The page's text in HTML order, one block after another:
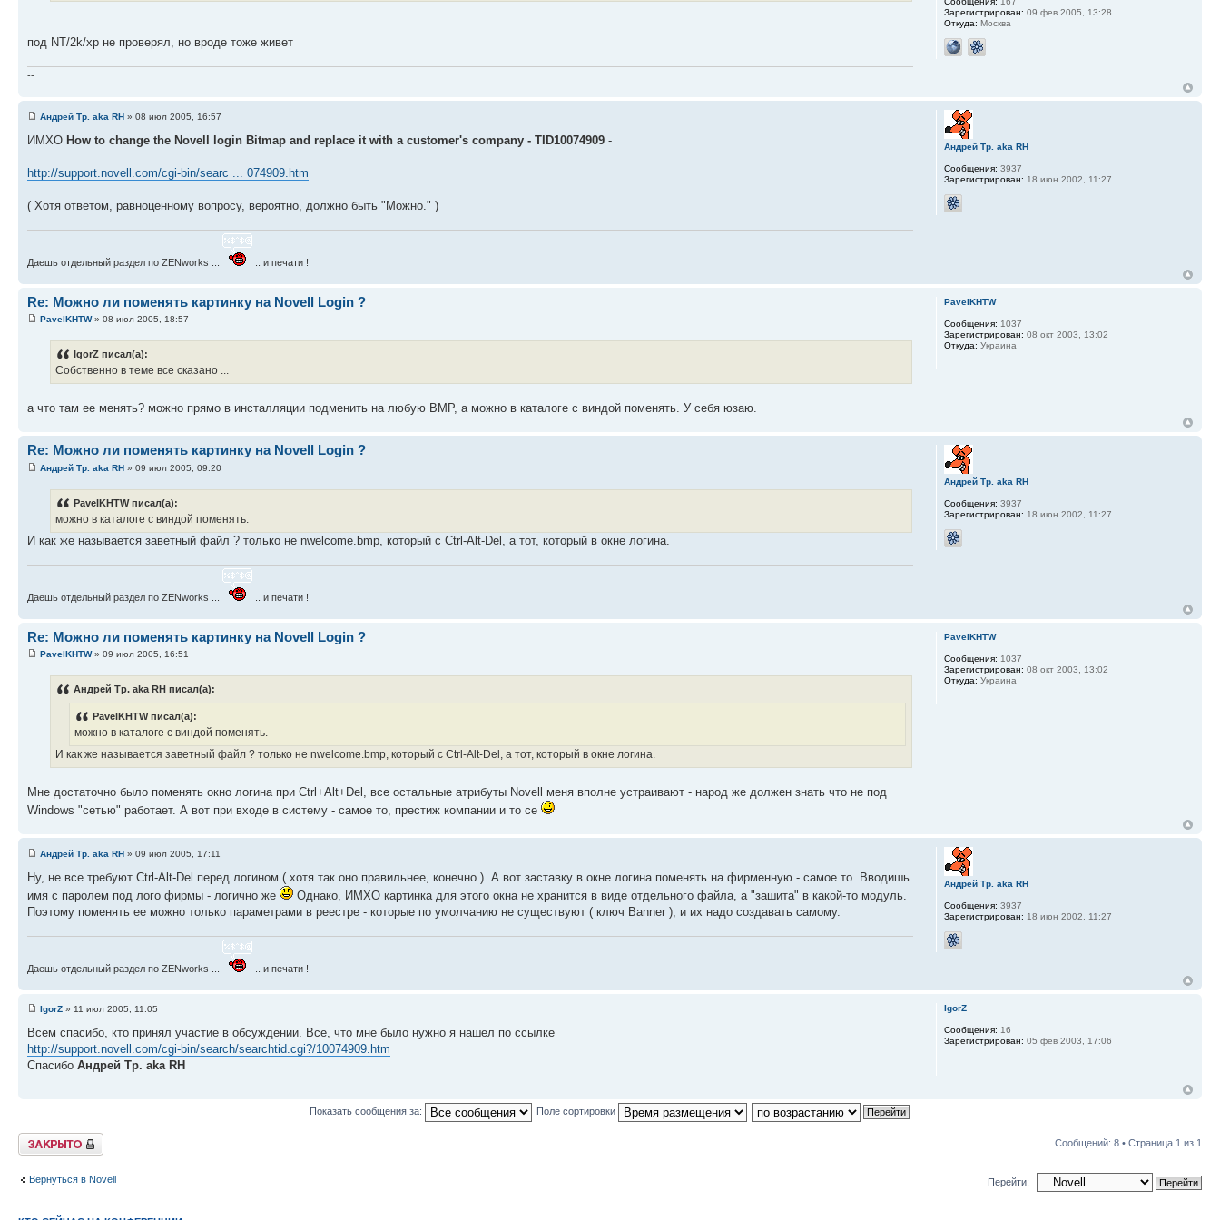
под NT/2k/xp не проверял, но вроде тоже живет
--
Зарегистрирован: 09 фев 2005, 13:28
Откуда: Москва
Андрей Тр. aka RH » 08 июл 2005, 16:57
ИМХО How to change the Novell login Bitmap and replace it with a customer's company - TID10074909 -
http://support.novell.com/cgi-bin/searc ... 074909.htm
( Хотя ответом, равноценному вопросу, вероятно, должно быть "Можно." )
Даешь отдельный раздел по ZENworks ... .. и печати !
Андрей Тр. aka RH
Сообщения: 3937
Зарегистрирован: 18 июн 2002, 11:27
Re: Можно ли поменять картинку на Novell Login ?
PavelKHTW» 08 июл 2005, 18:57
IgorZ писал(а):
Собственно в теме все сказано ...
а что там ее менять? можно прямо в инсталляции подменить на любую BMP, а можно в каталоге с виндой поменять. У себя юзаю.
PavelKHTW
Сообщения: 1037
Зарегистрирован: 08 окт 2003, 13:02
Откуда: Украина
Re: Можно ли поменять картинку на Novell Login ?
Андрей Тр. aka RH » 09 июл 2005, 09:20
PavelKHTW писал(а):
можно в каталоге с виндой поменять.
И как же называется заветный файл ? только не nwelcome.bmp, который с Ctrl-Alt-Del, а тот, который в окне логина.
Даешь отдельный раздел по ZENworks ... .. и печати !
Андрей Тр. aka RH
Сообщения: 3937
Зарегистрирован: 18 июн 2002, 11:27
Re: Можно ли поменять картинку на Novell Login ?
PavelKHTW» 09 июл 2005, 16:51
Андрей Тр. aka RH писал(а):
PavelKHTW писал(а):
можно в каталоге с виндой поменять.
И как же называется заветный файл ? только не nwelcome.bmp, который с Ctrl-Alt-Del, а тот, который в окне логина.
Мне достаточно было поменять окно логина при Ctrl+Alt+Del, все остальные атрибуты Novell меня вполне устраивают - народ же должен знать что не под
Windows "сетью" работает. А вот при входе в систему - самое то, престиж компании и то се
PavelKHTW
Сообщения: 1037
Зарегистрирован: 08 окт 2003, 13:02
Откуда: Украина
Андрей Тр. aka RH » 09 июл 2005, 17:11
Ну, не все требуют Ctrl-Alt-Del перед логином ( хотя так оно правильнее, конечно ). А вот заставку в окне логина поменять на фирменную - самое то. Вводишь
имя с паролем под лого фирмы - логично же
Однако, ИМХО картинка для этого окна не хранится в виде отдельного файла, а "зашита" в какой-то модуль.
Поэтому поменять ее можно только параметрами в реестре - которые по умолчанию не существуют ( ключ Banner ), и их надо создавать самому.
Даешь отдельный раздел по ZENworks ... .. и печати !
Андрей Тр. aka RH
Сообщения: 3937
Зарегистрирован: 18 июн 2002, 11:27
IgorZ » 11 июл 2005, 11:05
Всем спасибо, кто принял участие в обсуждении. Все, что мне было нужно я нашел по ссылке
http://support.novell.com/cgi-bin/search/searchtid.cgi?/10074909.htm
Спасибо Андрей Тр. aka RH
IgorZ
Сообщения: 16
Зарегистрирован: 05 фев 2003, 17:06
Показать сообщения за: Поле сортировки
Закрыто Сообщений: 8 • Страница 1 из 1
Вернуться в Novell Перейти: